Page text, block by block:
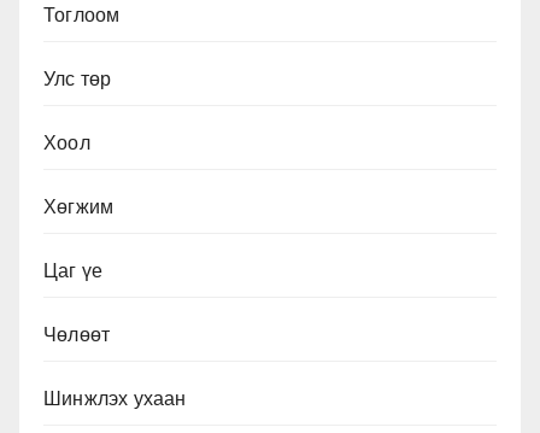
Тоглоом
Улс төр
Хоол
Хөгжим
Цаг үе
Чөлөөт
Шинжлэх ухаан